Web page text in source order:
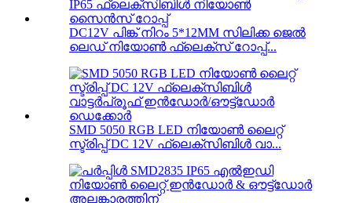
DC12V പിങ്ക് നിറം 5*12MM സിലിക്ക ജെൽ
ലെഡ് നിയോൺ ഫ്ലെക്സ് റോപ്പ്...
SMD 5050 RGB LED നിയോൺ ലൈറ്റ്
സ്ട്രിപ്പ് DC 12V ഫ്ലെക്സിബിൾ വാ...